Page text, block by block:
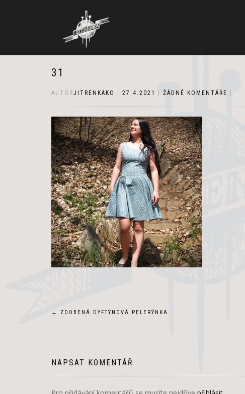
31
AUTORJITRENKAKO 27.4.2021 ŽÁDNÉ KOMENTÁŘE
Navigace
příspěvek
← ZDOBENÁ DYFTÝNOVÁ PELERÝNKA
NAPSAT KOMENTÁŘ